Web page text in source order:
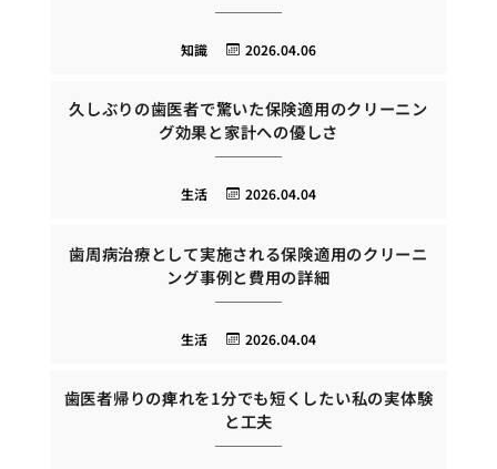
2026.04.06
知識
久しぶりの歯医者で驚いた保険適用のクリーニン
グ効果と家計への優しさ
2026.04.04
生活
歯周病治療として実施される保険適用のクリーニ
ング事例と費用の詳細
2026.04.04
生活
歯医者帰りの痺れを1分でも短くしたい私の実体験
と工夫